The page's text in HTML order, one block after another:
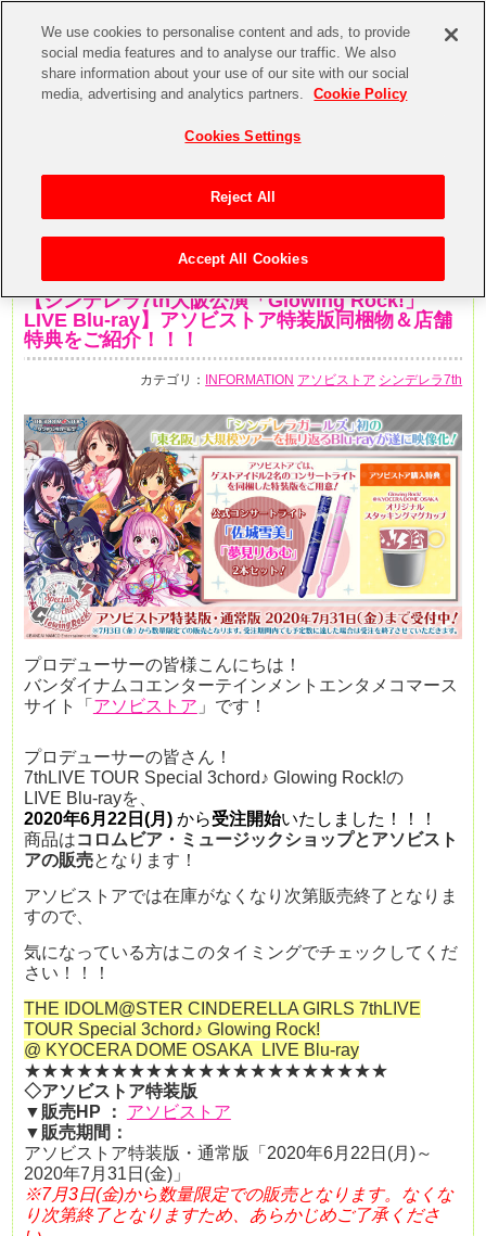
【シンデレラ7th大阪公演「Glowing Rock!」
LIVE Blu-ray】アソビストア特装版同梱物＆店舗
特典をご紹介！！！
カテゴリ： INFORMATION アソビストア シンデレラ7th
プロデューサーの皆様こんにちは！
バンダイナムコエンターテインメントエンタメコマース
サイト「 アソビストア 」です！
プロデューサーの皆さん！
7thLIVE TOUR Special 3chord♪ Glowing Rock!の
LIVE Blu-rayを、
2020年6月22日(月) から受注開始いたしました！！！
商品はコロムビア・ミュージックショップとアソビスト
アの販売となります！
アソビストアでは在庫がなくなり次第販売終了となりま
すので、
気になっている方はこのタイミングでチェックしてくだ
さい！！！
THE IDOLM@STER CINDERELLA GIRLS 7thLIVE
TOUR Special 3chord♪ Glowing Rock!
@ KYOCERA DOME OSAKA LIVE Blu-ray
★★★★★★★★★★★★★★★★★★★★★
◇アソビストア特装版
▼ 販売HP ：
アソビストア
▼販売期間：
アソビストア特装版・ 通常版「2020年6月22日(月)～
2020年7月31日(金)」
※7月3日(金)から数量限定での販売となります。なくな
り次第終了となりますため、あらかじめご了承くださ
We use cookies to personalise content and ads, to provide
social media features and to analyse our traffic. We also
share information about your use of our site with our social
media, advertising and analytics partners.
Cookie Policy
Cookies Settings
Reject All
Accept All Cookies